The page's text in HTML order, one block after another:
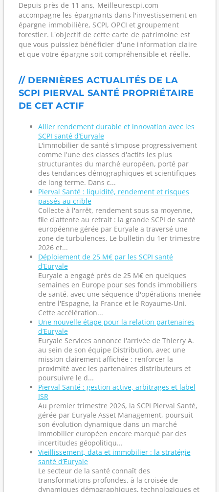
Depuis près de 11 ans, Meilleurescpi.com
accompagne les épargnants dans l'investissement en
épargne immobilière, SCPI, OPCI et groupement
forestier. L'objectif de cette carte de patrimoine est
que vous puissiez bénéficier d'une information claire
et que votre épargne soit compréhensible et réelle.
// DERNIÈRES ACTUALITÉS DE LA
SCPI PIERVAL SANTÉ PROPRIÉTAIRE
DE CET ACTIF
Allier rendement durable et innovation avec les
SCPI santé d’Euryale
L'immobilier de santé s'impose progressivement
comme l'une des classes d'actifs les plus
structurantes du marché européen, porté par
des tendances démographiques et scientifiques
de long terme. Dans c...
Pierval Santé : liquidité, rendement et risques
passés au crible
Collecte à l'arrêt, rendement sous sa moyenne,
file d'attente au retrait : la grande SCPI de santé
européenne gérée par Euryale a traversé une
zone de turbulences. Le bulletin du 1er trimestre
2026 et...
Déploiement de 25 M€ par les SCPI santé
d’Euryale
Euryale a engagé près de 25 M€ en quelques
semaines en Europe pour ses fonds immobiliers
de santé, avec une séquence d'opérations menée
entre l'Espagne, la France et le Royaume-Uni.
Cette accélération...
Une nouvelle étape pour la relation partenaires
d’Euryale
Euryale Services annonce l'arrivée de Thierry A.
au sein de son équipe Distribution, avec une
mission clairement affichée : renforcer la
proximité avec les partenaires distributeurs et
poursuivre le d...
Pierval Santé : gestion active, arbitrages et label
ISR
Au premier trimestre 2026, la SCPI Pierval Santé,
gérée par Euryale Asset Management, poursuit
son évolution dynamique dans un marché
immobilier européen encore marqué par des
incertitudes géopolitiqu...
Vieillissement, data et immobilier : la stratégie
santé d’Euryale
Le secteur de la santé connaît des
transformations profondes, à la croisée de
dynamiques démographiques, technologiques et